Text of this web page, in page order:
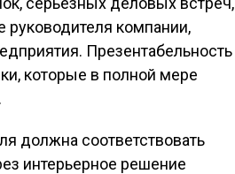
руководителя компании,
Презентабельность
которые в полной мере
должна соответствовать
интерьерное решение